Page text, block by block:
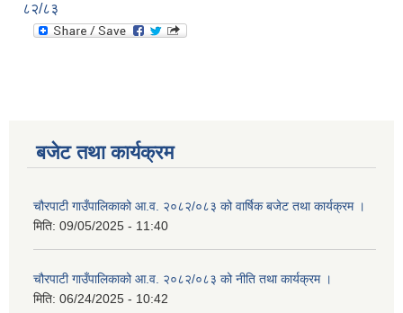
८२/८३
बजेट तथा कार्यक्रम
चौरपाटी गाउँपालिकाको आ.व. २०८२/०८३ को वार्षिक बजेट तथा कार्यक्रम ।
मिति: 09/05/2025 - 11:40
चौरपाटी गाउँपालिकाको आ.व. २०८२/०८३ को नीति तथा कार्यक्रम ।
मिति: 06/24/2025 - 10:42